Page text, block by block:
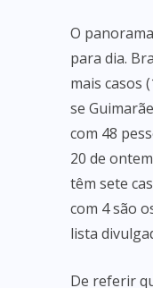
O
para dia.
mais casos
se
com 48
20 de
têm sete
com 4 são
lista
De referir